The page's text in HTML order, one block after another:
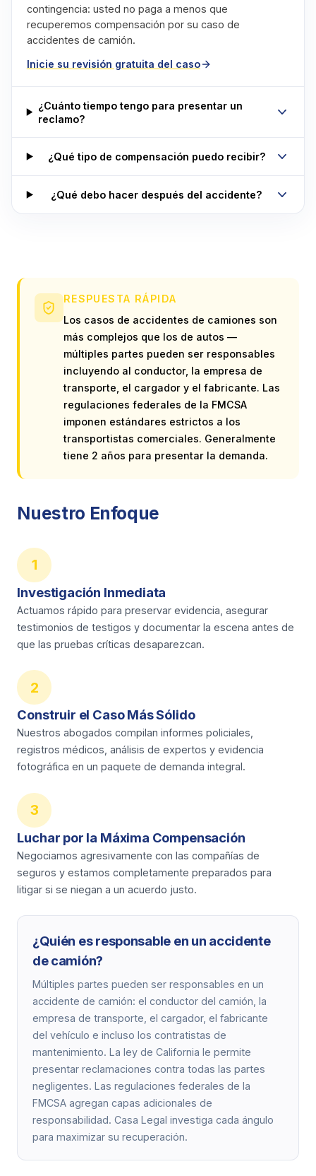
contingencia: usted no paga a menos que
recuperemos compensación por su caso de
accidentes de camión.
Inicie su revisión gratuita del caso
¿Cuánto tiempo tengo para presentar un
reclamo?
¿Qué tipo de compensación puedo recibir?
¿Qué debo hacer después del accidente?
RESPUESTA RÁPIDA
Los casos de accidentes de camiones son
más complejos que los de autos —
múltiples partes pueden ser responsables
incluyendo al conductor, la empresa de
transporte, el cargador y el fabricante. Las
regulaciones federales de la FMCSA
imponen estándares estrictos a los
transportistas comerciales. Generalmente
tiene 2 años para presentar la demanda.
Nuestro Enfoque
1
Investigación Inmediata
Actuamos rápido para preservar evidencia, asegurar
testimonios de testigos y documentar la escena antes de
que las pruebas críticas desaparezcan.
2
Construir el Caso Más Sólido
Nuestros abogados compilan informes policiales,
registros médicos, análisis de expertos y evidencia
fotográfica en un paquete de demanda integral.
3
Luchar por la Máxima Compensación
Negociamos agresivamente con las compañías de
seguros y estamos completamente preparados para
litigar si se niegan a un acuerdo justo.
¿Quién es responsable en un accidente
de camión?
Múltiples partes pueden ser responsables en un
accidente de camión: el conductor del camión, la
empresa de transporte, el cargador, el fabricante
del vehículo e incluso los contratistas de
mantenimiento. La ley de California le permite
presentar reclamaciones contra todas las partes
negligentes. Las regulaciones federales de la
FMCSA agregan capas adicionales de
responsabilidad. Casa Legal investiga cada ángulo
para maximizar su recuperación.